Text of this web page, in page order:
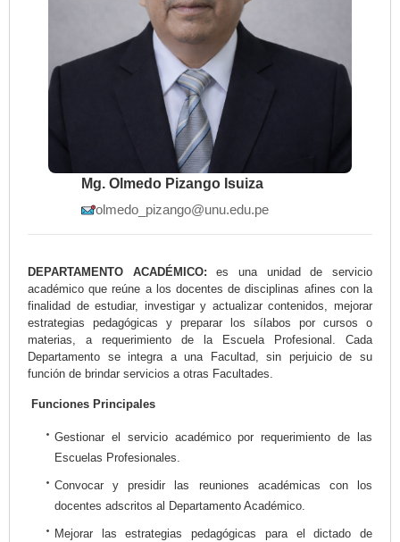
Mg. Olmedo Pizango Isuiza
olmedo_pizango@unu.edu.pe
DEPARTAMENTO ACADÉMICO: es una unidad de servicio
académico que reúne a los docentes de disciplinas afines con la
finalidad de estudiar, investigar y actualizar contenidos, mejorar
estrategias pedagógicas y preparar los sílabos por cursos o
materias, a requerimiento de la Escuela Profesional. Cada
Departamento se integra a una Facultad, sin perjuicio de su
función de brindar servicios a otras Facultades.
Funciones Principales
Gestionar el servicio académico por requerimiento de las
Escuelas Profesionales.
Convocar y presidir las reuniones académicas con los
docentes adscritos al Departamento Académico.
Mejorar las estrategias pedagógicas para el dictado de